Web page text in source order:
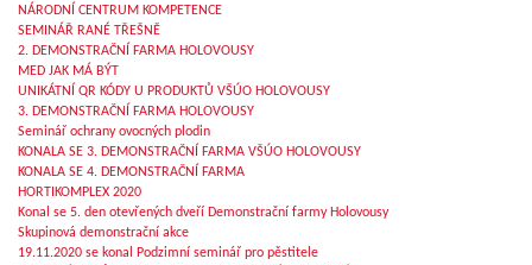
NÁRODNÍ CENTRUM KOMPETENCE
SEMINÁŘ RANÉ TŘEŠNĚ
2. DEMONSTRAČNÍ FARMA HOLOVOUSY
MED JAK MÁ BÝT
UNIKÁTNÍ QR KÓDY U PRODUKTŮ VŠÚO HOLOVOUSY
3. DEMONSTRAČNÍ FARMA HOLOVOUSY
Seminář ochrany ovocných plodin
KONALA SE 3. DEMONSTRAČNÍ FARMA VŠÚO HOLOVOUSY
KONALA SE 4. DEMONSTRAČNÍ FARMA
HORTIKOMPLEX 2020
Konal se 5. den otevřených dveří Demonstrační farmy Holovousy
Skupinová demonstrační akce
19.11.2020 se konal Podzimní seminář pro pěstitele